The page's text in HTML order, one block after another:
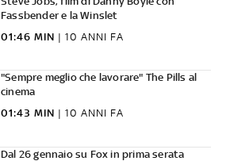
Fassbender e la Winslet
01:46 MIN | 10 ANNI FA
"Sempre meglio che lavorare" The Pills al
cinema
01:43 MIN | 10 ANNI FA
Dal 26 gennaio su Fox in prima serata